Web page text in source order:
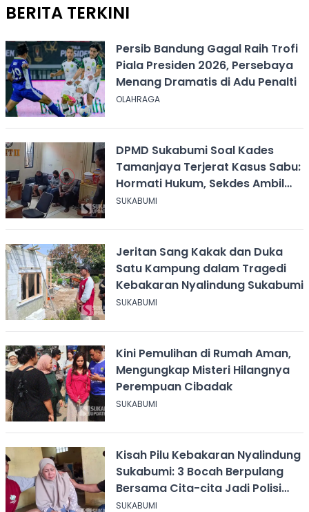
BERITA TERKINI
Persib Bandung Gagal Raih Trofi
Piala Presiden 2026, Persebaya
Menang Dramatis di Adu Penalti
OLAHRAGA
DPMD Sukabumi Soal Kades
Tamanjaya Terjerat Kasus Sabu:
Hormati Hukum, Sekdes Ambil
Alih Pelayanan
SUKABUMI
Jeritan Sang Kakak dan Duka
Satu Kampung dalam Tragedi
Kebakaran Nyalindung Sukabumi
SUKABUMI
Kini Pemulihan di Rumah Aman,
Mengungkap Misteri Hilangnya
Perempuan Cibadak
SUKABUMI
Kisah Pilu Kebakaran Nyalindung
Sukabumi: 3 Bocah Berpulang
Bersama Cita-cita Jadi Polisi
dan Guru
SUKABUMI